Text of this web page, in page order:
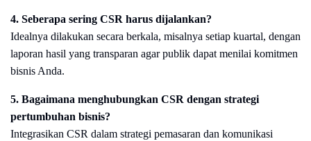
4. Seberapa sering CSR harus dijalankan?
Idealnya dilakukan secara berkala, misalnya setiap kuartal, dengan
laporan hasil yang transparan agar publik dapat menilai komitmen
bisnis Anda.
5. Bagaimana menghubungkan CSR dengan strategi
pertumbuhan bisnis?
Integrasikan CSR dalam strategi pemasaran dan komunikasi